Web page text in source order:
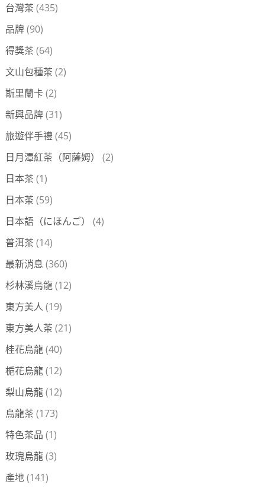
台灣茶 (435)
品牌(90)
得獎茶 (64)
文山包種茶 (2)
斯里蘭卡(2)
新興品牌(31)
旅遊伴手禮(45)
日月潭紅茶（阿薩姆）
(2)
日本茶 (1)
日本茶 (59)
日本語（にほんご）
(4)
普洱茶 (14)
最新消息 (360)
杉林溪烏龍(12)
東方美人 (19)
東方美人茶 (21)
桂花烏龍(40)
梔花烏龍(12)
梨山烏龍(12)
烏龍茶 (173)
特色茶品 (1)
玫瑰烏龍(3)
產地(141)